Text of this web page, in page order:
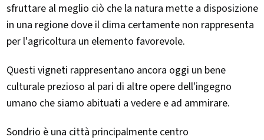
sfruttare al meglio ciò che la natura mette a disposizione
in una regione dove il clima certamente non rappresenta
per l'agricoltura un elemento favorevole.
Questi vigneti rappresentano ancora oggi un bene
culturale prezioso al pari di altre opere dell'ingegno
umano che siamo abituati a vedere e ad ammirare.
Sondrio è una città principalmente centro